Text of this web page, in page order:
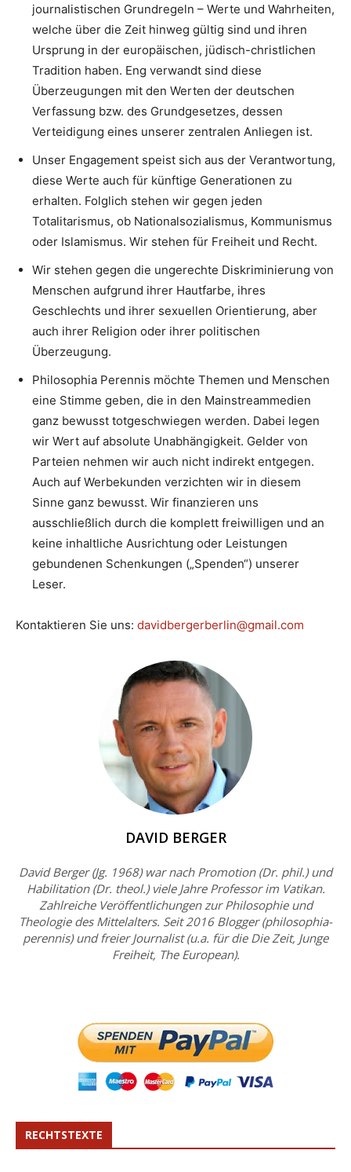
journalistischen Grundregeln – Werte und Wahrheiten,
welche über die Zeit hinweg gültig sind und ihren
Ursprung in der europäischen, jüdisch-christlichen
Tradition haben. Eng verwandt sind diese
Überzeugungen mit den Werten der deutschen
Verfassung bzw. des Grundgesetzes, dessen
Verteidigung eines unserer zentralen Anliegen ist.
Unser Engagement speist sich aus der Verantwortung,
diese Werte auch für künftige Generationen zu
erhalten. Folglich stehen wir gegen jeden
Totalitarismus, ob Nationalsozialismus, Kommunismus
oder Islamismus. Wir stehen für Freiheit und Recht.
Wir stehen gegen die ungerechte Diskriminierung von
Menschen aufgrund ihrer Hautfarbe, ihres
Geschlechts und ihrer sexuellen Orientierung, aber
auch ihrer Religion oder ihrer politischen
Überzeugung.
Philosophia Perennis möchte Themen und Menschen
eine Stimme geben, die in den Mainstreammedien
ganz bewusst totgeschwiegen werden. Dabei legen
wir Wert auf absolute Unabhängigkeit. Gelder von
Parteien nehmen wir auch nicht indirekt entgegen.
Auch auf Werbekunden verzichten wir in diesem
Sinne ganz bewusst. Wir finanzieren uns
ausschließlich durch die komplett freiwilligen und an
keine inhaltliche Ausrichtung oder Leistungen
gebundenen Schenkungen („Spenden“) unserer
Leser.
Kontaktieren Sie uns: davidbergerberlin@gmail.com
DAVID BERGER
David Berger (Jg. 1968) war nach Promotion (Dr. phil.) und
Habilitation (Dr. theol.) viele Jahre Professor im Vatikan.
Zahlreiche Veröffentlichungen zur Philosophie und
Theologie des Mittelalters. Seit 2016 Blogger (philosophia-
perennis) und freier Journalist (u.a. für die Die Zeit, Junge
Freiheit, The European).
RECHTSTEXTE